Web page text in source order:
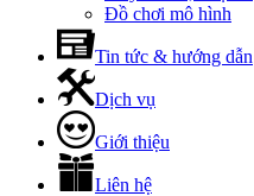
Đồ chơi mô hình
Tin tức & hướng dẫn
Dịch vụ
Giới thiệu
Liên hệ